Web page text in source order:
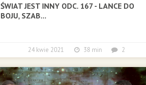
ŚWIAT JEST INNY ODC. 167 - LANCE DO
BOJU, SZAB...
24 kwie 2021 38 min 2